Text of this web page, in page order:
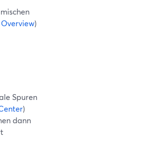
)
Spuren
)
dann